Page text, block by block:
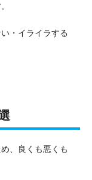
・イライラする
、良くも悪くも